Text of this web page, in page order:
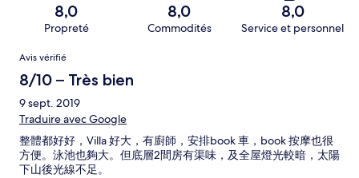
8,0
Propreté
8,0
Commodités
8,0
Service et personnel
Avis
Avis vérifié
8/10 – Très bien
9 sept. 2019
Traduire avec Google
整體都好好，Villa 好大，有廚師，安排book 車，book 按摩也很
方便。泳池也夠大。但底層2間房有渠味，及全屋燈光較暗，太陽
下山後光線不足。